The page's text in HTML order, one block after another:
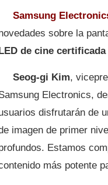
Samsung
sobre la
de cine
Seog-gi Kim,
Electronics,
disfrutarán de
imagen de primer
Estamos
más potente